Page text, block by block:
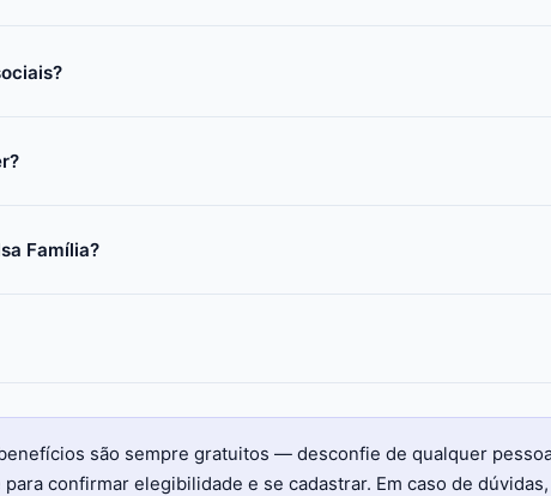
Família?
são sempre gratuitos — desconfie de qualquer
confirmar elegibilidade e se cadastrar. Em caso de dúvidas,